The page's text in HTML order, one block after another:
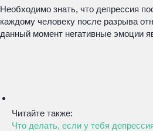
Необходимо знать, что депрессия
каждому человеку после разрыва
данный момент негативные эмоции
Читайте также:
Что делать, если у тебя